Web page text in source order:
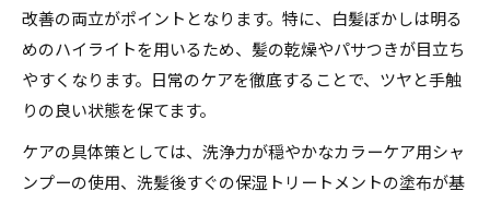
改善の両立がポイントとなります。特に、白髪ぼかしは明る
めのハイライトを用いるため、髪の乾燥やパサつきが目立ち
やすくなります。日常のケアを徹底することで、ツヤと手触
りの良い状態を保てます。
ケアの具体策としては、洗浄力が穏やかなカラーケア用シャ
ンプーの使用、洗髪後すぐの保湿トリートメントの塗布が基